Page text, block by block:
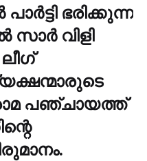
ഭരിക്കുന്ന
വിളി
പഞ്ചായത്ത്